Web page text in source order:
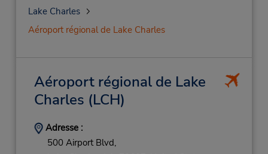
Lake Charles
Aéroport régional de Lake Charles
Aéroport régional de Lake
Charles (LCH)
Adresse :
500 Airport Blvd,